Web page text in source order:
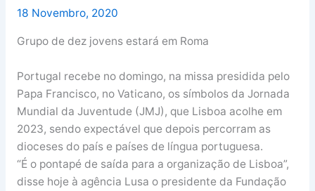
18 Novembro, 2020
Grupo de dez jovens estará em Roma
Portugal recebe no domingo, na missa presidida pelo
Papa Francisco, no Vaticano, os símbolos da Jornada
Mundial da Juventude (JMJ), que Lisboa acolhe em
2023, sendo expectável que depois percorram as
dioceses do país e países de língua portuguesa.
“É o pontapé de saída para a organização de Lisboa”,
disse hoje à agência Lusa o presidente da Fundação